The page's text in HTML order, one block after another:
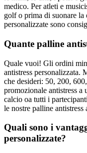
medico. Per atleti e
golf o prima di suonare la
personalizzate sono
Quante palline
Quale vuoi! Gli ordini
antistress personalizzata.
che desideri: 50, 200,
promozionale antistress a
calcio oa tutti i
le nostre palline
Quali sono i
personalizzate?